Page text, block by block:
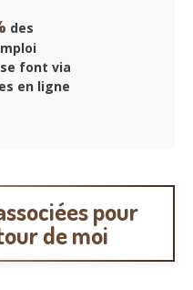
des
font via
en ligne
pour
de moi